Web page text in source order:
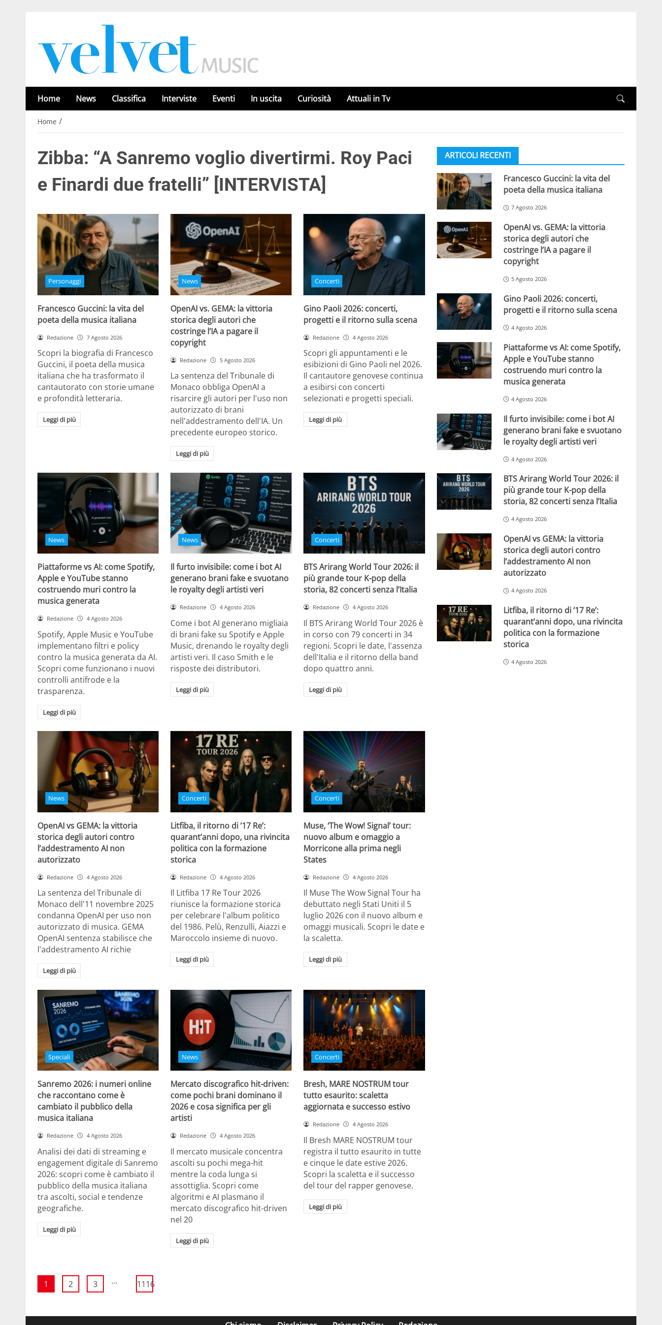
Home News Classifica Interviste Eventi In uscita Curiosità Attuali in Tv
Home /
Zibba: “A Sanremo voglio divertirmi. Roy Paci
e Finardi due fratelli” [INTERVISTA]
Personaggi
Francesco Guccini: la vita del
poeta della musica italiana
Redazione 7 Agosto 2026
Scopri la biografia di Francesco
Guccini, il poeta della musica
italiana che ha trasformato il
cantautorato con storie umane
e profondità letteraria.
Leggi di più
News
OpenAI vs. GEMA: la vittoria
storica degli autori che
costringe l’IA a pagare il
copyright
Redazione 5 Agosto 2026
La sentenza del Tribunale di
Monaco obbliga OpenAI a
risarcire gli autori per l'uso non
autorizzato di brani
nell'addestramento dell'IA. Un
precedente europeo storico.
Leggi di più
Concerti
Gino Paoli 2026: concerti,
progetti e il ritorno sulla scena
Redazione 4 Agosto 2026
Scopri gli appuntamenti e le
esibizioni di Gino Paoli nel 2026.
Il cantautore genovese continua
a esibirsi con concerti
selezionati e progetti speciali.
Leggi di più
News
Piattaforme vs AI: come Spotify,
Apple e YouTube stanno
costruendo muri contro la
musica generata
Redazione 4 Agosto 2026
Spotify, Apple Music e YouTube
implementano filtri e policy
contro la musica generata da AI.
Scopri come funzionano i nuovi
controlli antifrode e la
trasparenza.
Leggi di più
News
Il furto invisibile: come i bot AI
generano brani fake e svuotano
le royalty degli artisti veri
Redazione 4 Agosto 2026
Come i bot AI generano migliaia
di brani fake su Spotify e Apple
Music, drenando le royalty degli
artisti veri. Il caso Smith e le
risposte dei distributori.
Leggi di più
Concerti
BTS Arirang World Tour 2026: il
più grande tour K-pop della
storia, 82 concerti senza l’Italia
Redazione 4 Agosto 2026
Il BTS Arirang World Tour 2026 è
in corso con 79 concerti in 34
regioni. Scopri le date, l'assenza
dell'Italia e il ritorno della band
dopo quattro anni.
Leggi di più
News
OpenAI vs GEMA: la vittoria
storica degli autori contro
l’addestramento AI non
autorizzato
Redazione 4 Agosto 2026
La sentenza del Tribunale di
Monaco dell'11 novembre 2025
condanna OpenAI per uso non
autorizzato di musica. GEMA
OpenAI sentenza stabilisce che
l'addestramento AI richie
Leggi di più
Concerti
Litfiba, il ritorno di ’17 Re’:
quarant’anni dopo, una rivincita
politica con la formazione
storica
Redazione 4 Agosto 2026
Il Litfiba 17 Re Tour 2026
riunisce la formazione storica
per celebrare l'album politico
del 1986. Pelù, Renzulli, Aiazzi e
Maroccolo insieme di nuovo.
Leggi di più
Concerti
Muse, ‘The Wow! Signal’ tour:
nuovo album e omaggio a
Morricone alla prima negli
States
Redazione 4 Agosto 2026
Il Muse The Wow Signal Tour ha
debuttato negli Stati Uniti il 5
luglio 2026 con il nuovo album e
omaggi musicali. Scopri le date e
la scaletta.
Leggi di più
Speciali
Sanremo 2026: i numeri online
che raccontano come è
cambiato il pubblico della
musica italiana
Redazione 4 Agosto 2026
Analisi dei dati di streaming e
engagement digitale di Sanremo
2026: scopri come è cambiato il
pubblico della musica italiana
tra ascolti, social e tendenze
geografiche.
Leggi di più
News
Mercato discografico hit-driven:
come pochi brani dominano il
2026 e cosa significa per gli
artisti
Redazione 4 Agosto 2026
Il mercato musicale concentra
ascolti su pochi mega-hit
mentre la coda lunga si
assottiglia. Scopri come
algoritmi e AI plasmano il
mercato discografico hit-driven
nel 20
Leggi di più
Concerti
Bresh, MARE NOSTRUM tour
tutto esaurito: scaletta
aggiornata e successo estivo
Redazione 4 Agosto 2026
Il Bresh MARE NOSTRUM tour
registra il tutto esaurito in tutte
e cinque le date estive 2026.
Scopri la scaletta e il successo
del tour del rapper genovese.
Leggi di più
1 2 3 ... 1116
ARTICOLI RECENTI
Francesco Guccini: la vita del
poeta della musica italiana
7 Agosto 2026
OpenAI vs. GEMA: la vittoria
storica degli autori che
costringe l’IA a pagare il
copyright
5 Agosto 2026
Gino Paoli 2026: concerti,
progetti e il ritorno sulla scena
4 Agosto 2026
Piattaforme vs AI: come Spotify,
Apple e YouTube stanno
costruendo muri contro la
musica generata
4 Agosto 2026
Il furto invisibile: come i bot AI
generano brani fake e svuotano
le royalty degli artisti veri
4 Agosto 2026
BTS Arirang World Tour 2026: il
più grande tour K-pop della
storia, 82 concerti senza l’Italia
4 Agosto 2026
OpenAI vs GEMA: la vittoria
storica degli autori contro
l’addestramento AI non
autorizzato
4 Agosto 2026
Litfiba, il ritorno di ’17 Re’:
quarant’anni dopo, una rivincita
politica con la formazione
storica
4 Agosto 2026